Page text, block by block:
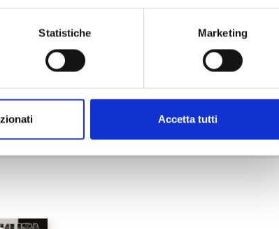
Statistiche Marketing
Accetta tutti